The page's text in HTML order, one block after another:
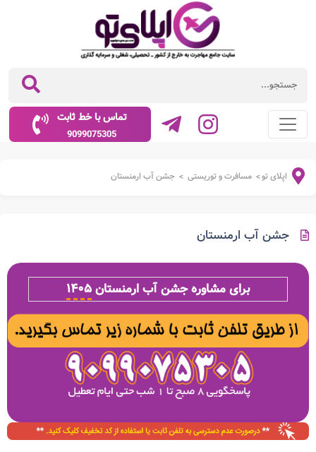
تماس با خط ثابت
9099075305
اپلای تو> مسافرت و توریستی > جشن آب ارمنستان
جشن آب ارمنستان
برای مشاوره جشن آب ارمنستان ۱۴۰۵